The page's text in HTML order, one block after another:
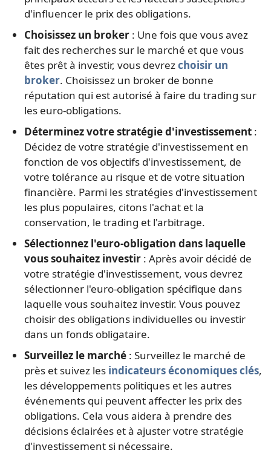
d'influencer le prix des obligations.
Choisissez un broker : Une fois que vous avez
fait des recherches sur le marché et que vous
êtes prêt à investir, vous devrezchoisir un
broker. Choisissez un broker de bonne
réputation qui est autorisé à faire du trading sur
les euro-obligations.
Déterminez votre stratégie d'investissement :
Décidez de votre stratégie d'investissement en
fonction de vos objectifs d'investissement, de
votre tolérance au risque et de votre situation
financière. Parmi les stratégies d'investissement
les plus populaires, citons l'achat et la
conservation, le trading et l'arbitrage.
Sélectionnez l'euro-obligation dans laquelle
vous souhaitez investir : Après avoir décidé de
votre stratégie d'investissement, vous devrez
sélectionner l'euro-obligation spécifique dans
laquelle vous souhaitez investir. Vous pouvez
choisir des obligations individuelles ou investir
dans un fonds obligataire.
Surveillez le marché : Surveillez le marché de
près et suivez les indicateurs économiques clés,
les développements politiques et les autres
événements qui peuvent affecter les prix des
obligations. Cela vous aidera à prendre des
décisions éclairées et à ajuster votre stratégie
d'investissement si nécessaire.